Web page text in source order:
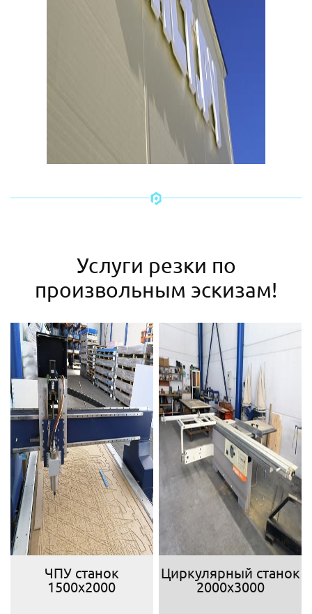
Услуги резки по
произвольным эскизам!
ЧПУ станок
1500х2000
Циркулярный станок
2000х3000